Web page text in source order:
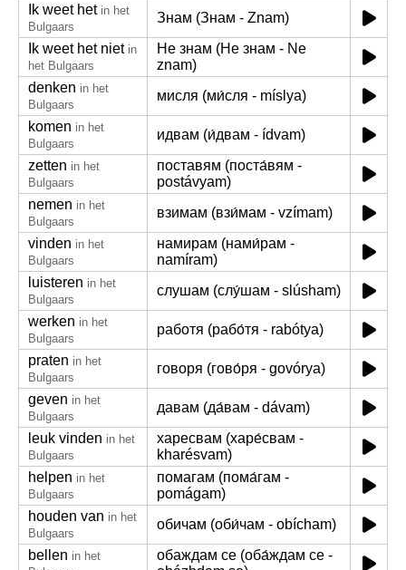
Ik weet het in het
Bulgaars
Знам (Знам - Znam)
Ik weet het niet in
het Bulgaars
Не знам (Не знам - Ne
znam)
denken in het
Bulgaars
мисля (ми́сля - míslya)
komen in het
Bulgaars
идвам (и́двам - ídvam)
zetten in het
Bulgaars
поставям (поста́вям -
postávyam)
nemen in het
Bulgaars
взимам (взи́мам - vzímam)
vinden in het
Bulgaars
намирам (нами́рам -
namíram)
luisteren in het
Bulgaars
слушам (слу́шам - slúsham)
werken in het
Bulgaars
работя (рабо́тя - rabótya)
praten in het
Bulgaars
говоря (гово́ря - govórya)
geven in het
Bulgaars
давам (да́вам - dávam)
leuk vinden in het
Bulgaars
харесвам (харе́свам -
kharésvam)
helpen in het
Bulgaars
помагам (пома́гам -
pomágam)
houden van in het
Bulgaars
обичам (оби́чам - obícham)
bellen in het
обаждам се (оба́ждам се -